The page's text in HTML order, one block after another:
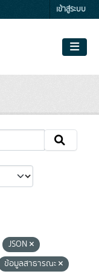
เข้าสู่ระบบ
JSON
ข้อมูลสาธารณะ